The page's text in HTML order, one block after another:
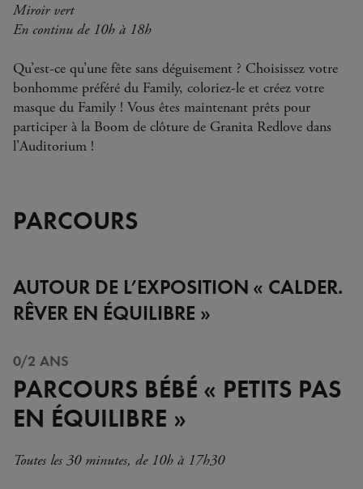
Miroir vert
En continu de 10h à 18h
Qu’est-ce qu’une fête sans déguisement ? Choisissez votre
bonhomme préféré du Family, coloriez-le et créez votre
masque du Family ! Vous êtes maintenant prêts pour
participer à la Boom de clôture de Granita Redlove dans
l’Auditorium !
PARCOURS
AUTOUR DE L’EXPOSITION « CALDER.
RÊVER EN ÉQUILIBRE »
0/2 ANS
PARCOURS BÉBÉ « PETITS PAS
EN ÉQUILIBRE »
Toutes les 30 minutes, de 10h à 17h30